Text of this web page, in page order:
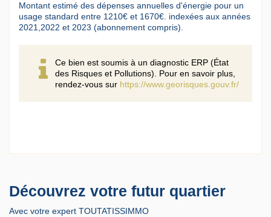
Montant estimé des dépenses annuelles d'énergie pour un
usage standard entre 1210€ et 1670€. indexées aux années
2021,2022 et 2023 (abonnement compris).
Ce bien est soumis à un diagnostic ERP (État
des Risques et Pollutions). Pour en savoir plus,
rendez-vous sur https://www.georisques.gouv.fr/
Découvrez votre futur quartier
Avec votre expert TOUTATISSIMMO